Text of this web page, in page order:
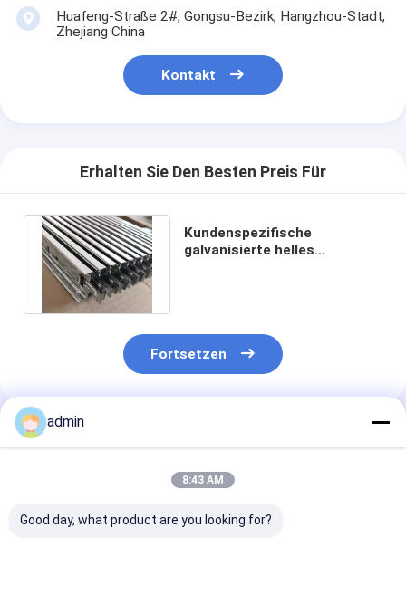
Huafeng-Straße 2#, Gongsu-Bezirk, Hangzhou-Stadt,
Zhejiang China
Kontakt
Erhalten Sie Den Besten Preis Für
Kundenspezifische
galvanisierte helles
Fortsetzen
Empfohlene Produkte
admin
8:43 AM
Good day, what product are you looking for?